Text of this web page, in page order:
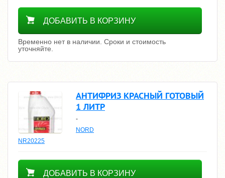
Уточнить цену
ДОБАВИТЬ В КОРЗИНУ
Временно нет в наличии. Сроки и стоимость
уточняйте.
АНТИФРИЗ КРАСНЫЙ ГОТОВЫЙ
1 ЛИТР
-
NORD
NR20225
400
ДОБАВИТЬ В КОРЗИНУ